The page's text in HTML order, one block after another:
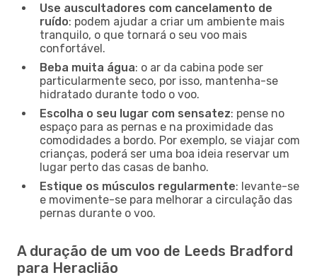
Use auscultadores com cancelamento de
ruído: podem ajudar a criar um ambiente mais
tranquilo, o que tornará o seu voo mais
confortável.
Beba muita água: o ar da cabina pode ser
particularmente seco, por isso, mantenha-se
hidratado durante todo o voo.
Escolha o seu lugar com sensatez: pense no
espaço para as pernas e na proximidade das
comodidades a bordo. Por exemplo, se viajar com
crianças, poderá ser uma boa ideia reservar um
lugar perto das casas de banho.
Estique os músculos regularmente: levante-se
e movimente-se para melhorar a circulação das
pernas durante o voo.
A duração de um voo de Leeds Bradford
para Heraclião